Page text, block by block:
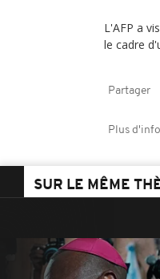
L'AFP a
le cadre
Partager
Plus
SUR LE MÊME